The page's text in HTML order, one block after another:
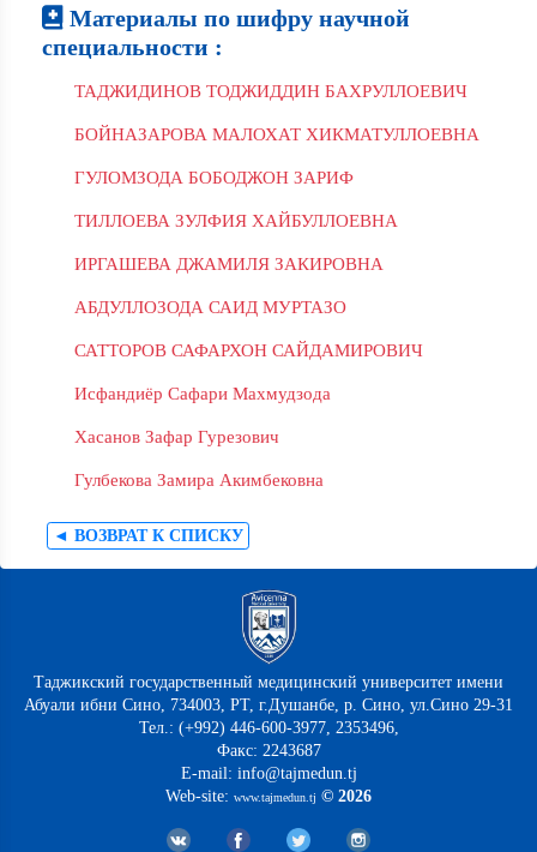
Материалы по шифру научной
специальности :
ТАДЖИДИНОВ ТОДЖИДДИН БАХРУЛЛОЕВИЧ
БОЙНАЗАРОВА МАЛОХАТ ХИКМАТУЛЛОЕВНА
ГУЛОМЗОДА БОБОДЖОН ЗАРИФ
ТИЛЛОЕВА ЗУЛФИЯ ХАЙБУЛЛОЕВНА
ИРГАШЕВА ДЖАМИЛЯ ЗАКИРОВНА
АБДУЛЛОЗОДА САИД МУРТАЗО
САТТОРОВ САФАРХОН САЙДАМИРОВИЧ
Исфандиёр Сафари Махмудзода
Хасанов Зафар Гурезович
Гулбекова Замира Акимбековна
◄ ВОЗВРАТ К СПИСКУ
Таджикский государственный медицинский университет имени
Абуали ибни Сино, 734003, РТ, г.Душанбе, р. Сино, ул.Сино 29-31
Тел.: (+992) 446-600-3977, 2353496,
Факс: 2243687
E-mail: info@tajmedun.tj
Web-site: www.tajmedun.tj © 2026